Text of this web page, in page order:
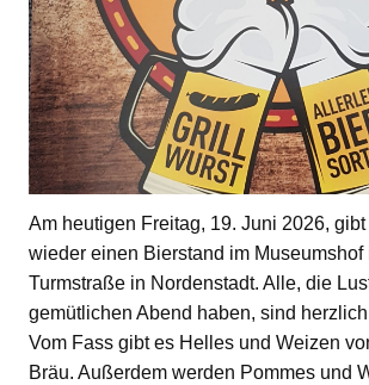
Am heutigen Freitag, 19. Juni 2026,
wieder einen Bierstand im Museumshof
Turmstraße in Nordenstadt. Alle, die
gemütlichen Abend haben, sind
Vom Fass gibt es Helles und Weizen
Bräu. Außerdem werden Pommes und